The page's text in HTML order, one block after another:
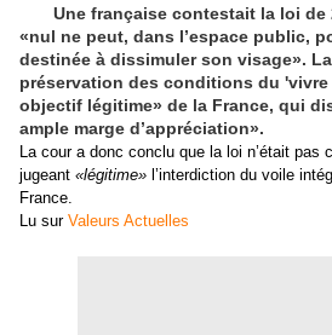
Une française contestait la loi de
«nul ne peut, dans l’espace public,
destinée à dissimuler son visage».
préservation des conditions du
objectif légitime» de la France, qui
ample marge d’appréciation».
La cour a donc conclu que la loi n’était pas
jugeant «légitime» l’interdiction du voile
France.
Lu sur Valeurs Actuelles